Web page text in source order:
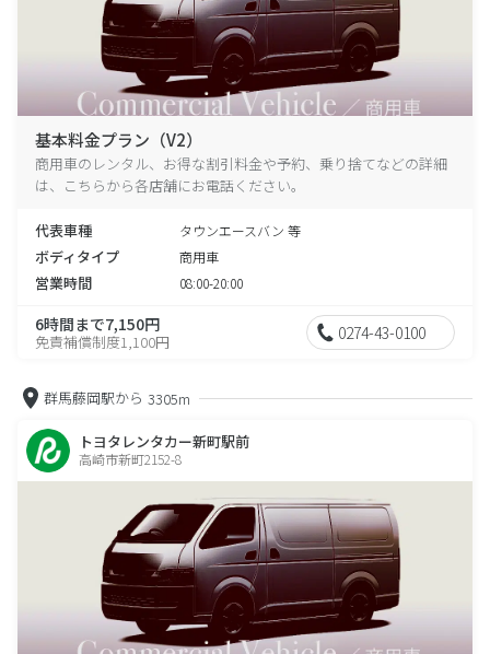
基本料金プラン（V2）
商用車のレンタル、お得な割引料金や予約、乗り捨てなどの詳細
は、こちらから各店舗にお電話ください。
代表車種 タウンエースバン 等
ボディタイプ 商用車
営業時間 08:00-20:00
6時間まで7,150円
免責補償制度1,100円 0274-43-0100
群馬藤岡駅から 3305m
トヨタレンタカー新町駅前
高崎市新町2152-8